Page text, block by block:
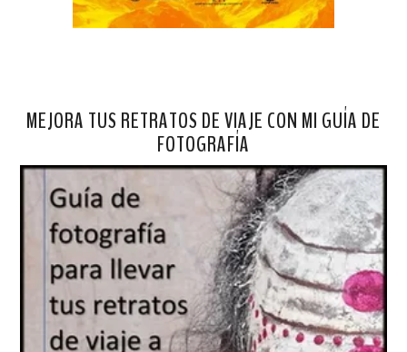
MEJORA TUS RETRATOS DE VIAJE CON MI GUÍA DE
FOTOGRAFÍA